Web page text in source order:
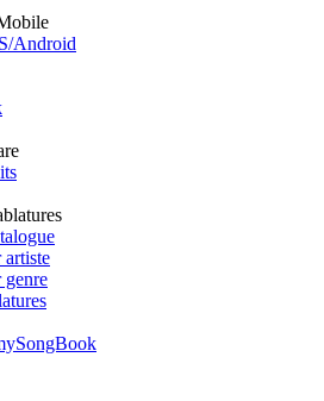
Android
artiste
genre